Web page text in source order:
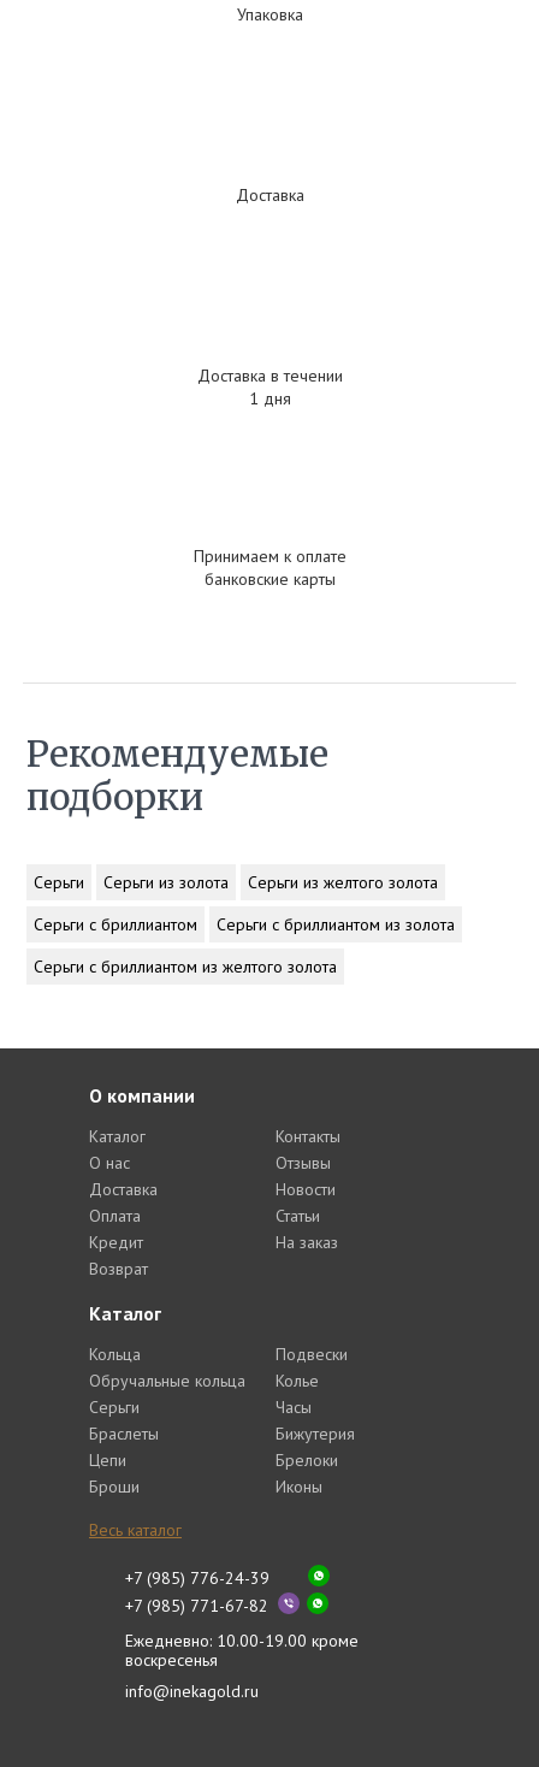
Упаковка
Доставка
Доставка в течении
1 дня
Принимаем к оплате
банковские карты
Рекомендуемые
подборки
Серьги Серьги из золота
Серьги из желтого золота
Серьги с бриллиантом
Серьги с бриллиантом из золота
Серьги с бриллиантом из желтого золота
Каталог
Кольца
Обручальные кольца
Серьги
Браслеты
Цепи
Броши
Подвески
Колье
Часы
Бижутерия
Брелоки
Иконы
Весь каталог
О компании
Каталог
О нас
Доставка
Оплата
Кредит
Возврат
Контакты
Отзывы
Новости
Статьи
На заказ
+7 (985) 776-24-39
+7 (985) 771-67-82
Ежедневно: 10.00-19.00 кроме
воскресенья
info@inekagold.ru